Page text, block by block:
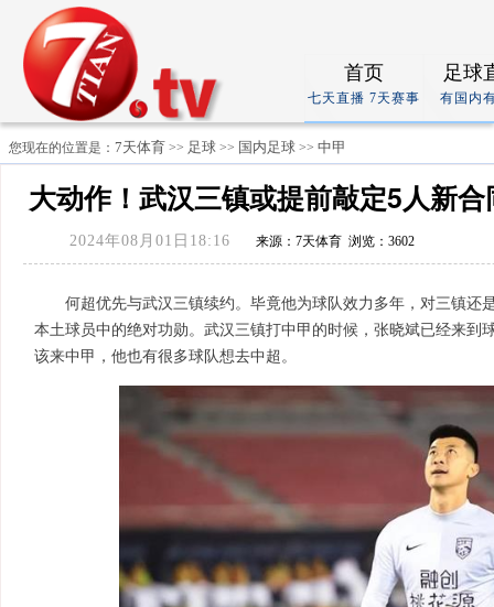
足球
有国内
首页
七天直播 7天赛事
您现在的位置是： 7天体育 >> 足球 >> 国内足球 >> 中甲
大动作！武汉三镇或提前敲定5人新
2024年08月01日18:16 来源：7天体育 浏览：3602
何超优先与武汉三镇续约。毕竟他为球队效力多年，对三镇还
本土球员中的绝对功勋。武汉三镇打中甲的时候，张晓斌已经来到
该来中甲，他也有很多球队想去中超。